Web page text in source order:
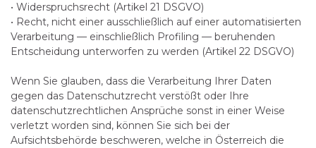
• Widerspruchsrecht (Artikel 21 DSGVO)
• Recht, nicht einer ausschließlich auf einer automatisierten
Verarbeitung — einschließlich Profiling — beruhenden
Entscheidung unterworfen zu werden (Artikel 22 DSGVO)
Wenn Sie glauben, dass die Verarbeitung Ihrer Daten
gegen das Datenschutzrecht verstößt oder Ihre
datenschutzrechtlichen Ansprüche sonst in einer Weise
verletzt worden sind, können Sie sich bei der
Aufsichtsbehörde beschweren, welche in Österreich die